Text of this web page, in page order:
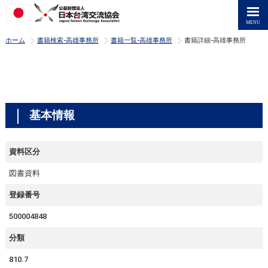
ホーム >
書籍検索-高雄事務所 >
書籍一覧-高雄事務所 >
書籍詳細-高雄事務所
基本情報
資料区分
図書資料
登録番号
500004848
分類
810.7